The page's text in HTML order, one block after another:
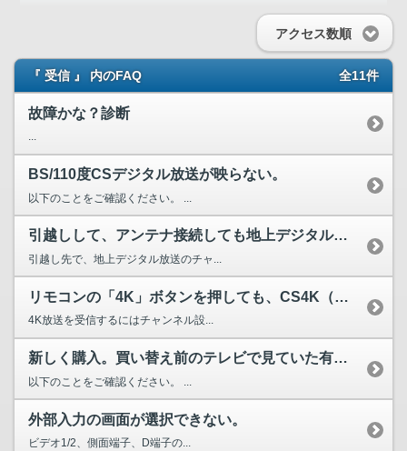
アクセス数順
『 受信 』 内のFAQ 全11件
故障かな？診断
...
BS/110度CSデジタル放送が映らない。
以下のことをご確認ください。 ...
引越しして、アンテナ接続しても地上デジタル放送が見られない...
引越し先で、地上デジタル放送のチャ...
リモコンの「4K」ボタンを押しても、CS4K（またはBS4...
4K放送を受信するにはチャンネル設...
新しく購入。買い替え前のテレビで見ていた有料放送が見られな...
以下のことをご確認ください。 ...
外部入力の画面が選択できない。
ビデオ1/2、側面端子、D端子の...